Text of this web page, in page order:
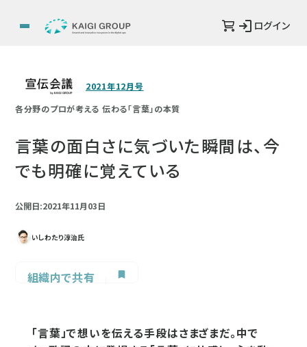
ログイン
2021年12月号
各分野のプロが考える 伝わる「言葉」の本質
言葉の面白さに気づいた瞬間は、今
でも明確に覚えている
公開日:2021年11月03日
いしわたり淳治氏
組織内で共有
「言葉」で想いを伝える手段はさまざまだ。中で